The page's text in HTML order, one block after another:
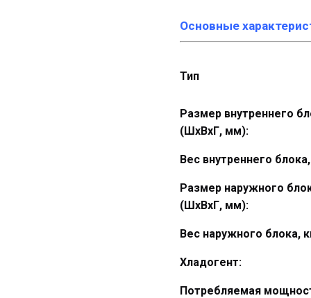
Основные
Тип
Размер внутреннего
(ШхВхГ, мм):
Вес внутреннего
Размер наружного
(ШхВхГ, мм):
Вес наружного блока,
Хладогент:
Потребляемая